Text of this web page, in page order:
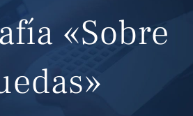
«Sobre